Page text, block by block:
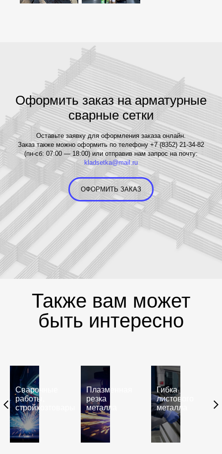
Оформить заказ на арматурные
сварные сетки
Оставьте заявку для оформления заказа онлайн.
Заказ также можно оформить по телефону +7 (8352) 21-34-82
(пн-сб: 07:00 — 18:00) или отправив нам запрос на почту:
kladsetka@mail.ru
ОФОРМИТЬ ЗАКАЗ
Также вам может
быть интересно
Сварочные
работы,
стройхозтовары
Плазменная
резка
металла
Гибка
листового
металла